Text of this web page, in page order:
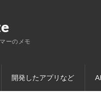
ーのメモ
開発したアプリなど